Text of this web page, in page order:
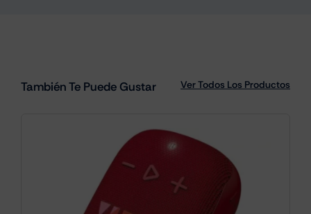
También Te Puede Gustar Ver Todos Los Productos